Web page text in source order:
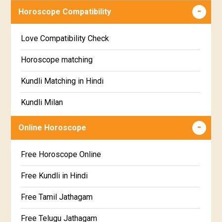
Visakha Star Horoscope
Jyeshta Star Horoscope
Moola Star Horoscope
Poorvashaada Star Horoscope
Uttarashaada Star Horoscope
Sravana Star Horoscope
Dhanishta Star Horoscope
Satabhisha Star Horoscope
Poorvabhadra Star Horoscope
Wealth & Fortune Horoscope
Super Horoscope
Future Book
Numerology
Horoscope Compatibility
Love Compatibility Check
Horoscope matching
Kundli Matching in Hindi
Kundli Milan
Free chinese compatibility
Kundali Matching
Jathaga Porutham
Jathakam Matching Telugu
Online Horoscope
Free Horoscope Online
Free Kundli in Hindi
Free Tamil Jathagam
Free Telugu Jathagam